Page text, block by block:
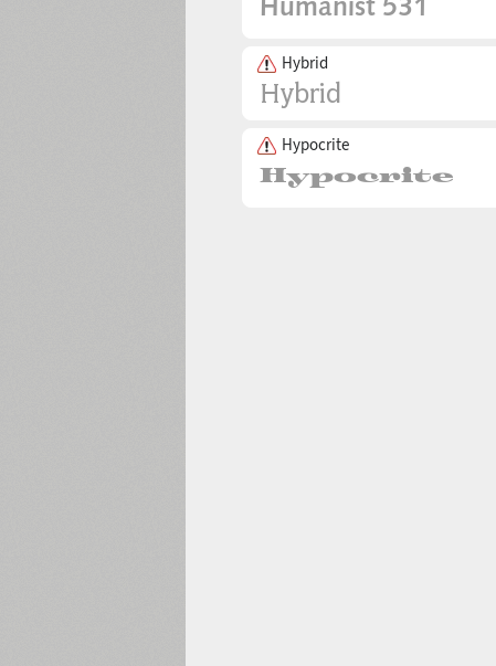
Hybrid
Hypocrite